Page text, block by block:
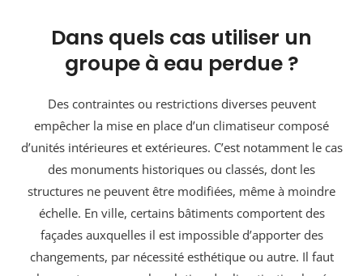
Dans quels cas utiliser un
groupe à eau perdue ?
Des contraintes ou restrictions diverses peuvent
empêcher la mise en place d’un climatiseur composé
d’unités intérieures et extérieures. C’est notamment le cas
des monuments historiques ou classés, dont les
structures ne peuvent être modifiées, même à moindre
échelle. En ville, certains bâtiments comportent des
façades auxquelles il est impossible d’apporter des
changements, par nécessité esthétique ou autre. Il faut